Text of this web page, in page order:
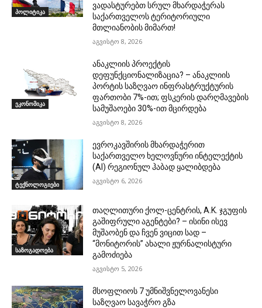
პოლიტიკა
ვადასტურებთ სრულ მხარდაჭერას
საქართველოს ტერიტორიული
მთლიანობის მიმართ!
აგვისტო 8, 2026
ეკონომიკა
ანაკლიის პროექტის
დეფუნქციონალიზაცია? – ანაკლიის
პორტის საზღვაო ინფრასტრუქტურის
ფართობი 7%-ით; ფსკერის დარღმავების
სამუშაოები 30%-ით მცირდება
აგვისტო 8, 2026
ტექნოლოგიები
ევროკავშირის მხარდაჭერით
საქართველო ხელოვნური ინტელექტის
(AI) რეგიონულ ჰაბად ყალიბდება
აგვისტო 6, 2026
საზოგადოება
თაღლითური ქოლ-ცენტრის, A.K. ჯგუფის
გაშიფრული აგენტები? – ისინი ისევ
მუშაობენ და ჩვენ ვიცით სად –
“მონიტორის” ახალი ჟურნალისტური
გამოძიება
აგვისტო 5, 2026
მსოფლიოს 7 უმნიშვნელოვანესი
საზღვაო სავაჭრო გზა